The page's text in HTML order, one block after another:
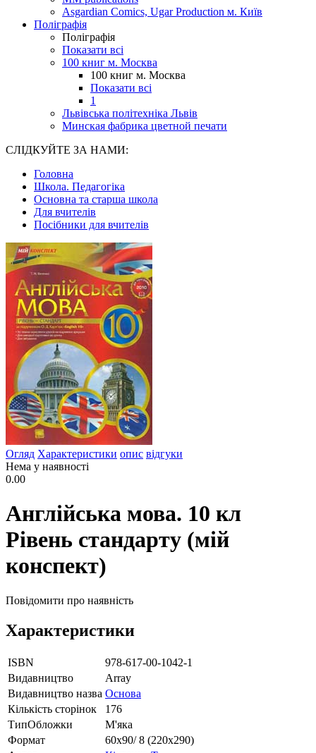
Asgardian Comics, Ugar Production м. Київ
Поліграфія
Поліграфія
Показати всі
100 книг м. Москва
100 книг м. Москва
Показати всі
1
Львівська політехніка Львів
Минская фабрика цветной печати
СЛІДКУЙТЕ ЗА НАМИ:
Головна
Школа. Педагогіка
Основна та старша школа
Для вчителів
Посібники для вчителів
Огляд Характеристики опис відгуки
Нема у наявності
0.00
Англійська мова. 10 кл
Рівень стандарту (мій
конспект)
Повідомити про наявність
Характеристики
ISBN
978-617-00-1042-1
Видавництво
Array
Видавництво назва Основа
Кількість сторінок
176
ТипОбложки
М'яка
Формат
60х90/ 8 (220х290)